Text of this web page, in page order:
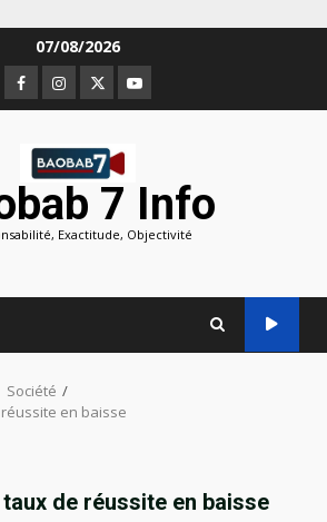
07/08/2026
Facebook
Instagram
TwitterYoutube
7 Info
Exactitude, Objectivité
Société
réussite en baisse
taux de réussite en baisse